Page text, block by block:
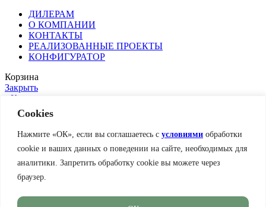
Cookies
Нажмите «ОК», если вы соглашаетесь с условиями обработки
cookie и ваших данных о поведении на сайте, необходимых для
аналитики. Запретить обработку cookie вы можете через
браузер.
ДИЛЕРАМ
О КОМПАНИИ
КОНТАКТЫ
РЕАЛИЗОВАННЫЕ ПРОЕКТЫ
КОНФИГУРАТОР
Корзина
Закрыть
Каталог
Избранное
Telegram
Посещение шоурума осуществляется по предварительной
записи.
7 (495) 487-12-87